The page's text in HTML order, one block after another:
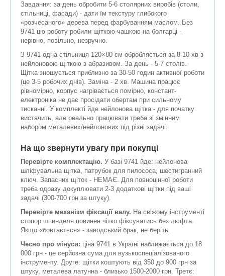
Завдання: за день обробити 5-6 столярних виробів (столи,
стільниці, фасади) - дати їм текстуру глибокого
«розчесаного» дерева перед фарбуванням маслом. Без
9741 цю роботу робили щіткою-чашкою на болгарці -
нерівно, повільно, незручно.
З 9741 одна стільниця 120×80 см обробляється за 8-10 хв з
нейлоновою щіткою з абразивом. За день - 5-7 столів.
Щітка зношується приблизно за 30-50 годин активної роботи
(це 3-5 робочих днів). Заміна - 2 хв. Машина працює
рівномірно, корпус нагрівається помірно, констант-
електроніка не дає просідати обертам при сильному
тисканні. У комплекті йде нейлонова щітка - для початку
вистачить, але реально працювати треба зі змінним
набором металевих/нейлонових під різні задачі.
На що звернути увагу при покупці
Перевірте комплектацію. У базі 9741 йде: нейлонова
шліфувальна щітка, патрубок для пилососа, шестигранний
ключ. Запасних щіток - НЕМАЄ. Для повноцінної роботи
треба одразу докуплювати 2-3 додаткові щітки під ваші
задачі (300-700 грн за штуку).
Перевірте механізм фіксації валу. На свіжому інструменті
стопор шпинделя повинен чітко фіксуватись без люфта.
Якщо «бовтається» - заводський брак, не беріть.
Чесно про мінуси: ціна 9741 в Україні наближається до 18
000 грн - це серйозна сума для вузькоспеціалізованого
інструменту. Друге: щітки коштують від 350 до 900 грн за
штуку, металева латунна - близько 1500-2000 грн. Третє: